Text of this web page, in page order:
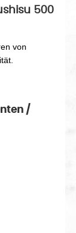
500
von
/